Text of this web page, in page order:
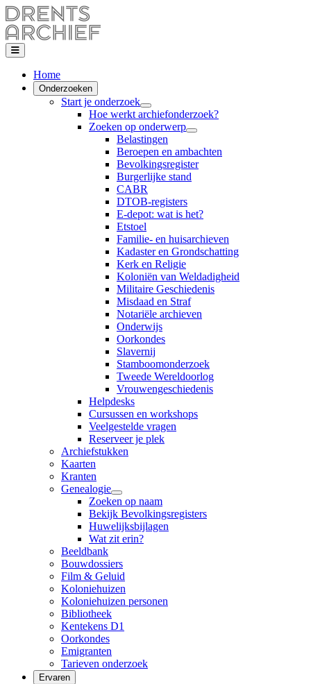
Home
Onderzoeken
Start je onderzoek
Hoe werkt archiefonderzoek?
Zoeken op onderwerp
Belastingen
Beroepen en ambachten
Bevolkingsregister
Burgerlijke stand
CABR
DTOB-registers
E-depot: wat is het?
Etstoel
Familie- en huisarchieven
Kadaster en Grondschatting
Kerk en Religie
Koloniën van Weldadigheid
Militaire Geschiedenis
Misdaad en Straf
Notariële archieven
Onderwijs
Oorkondes
Slavernij
Stamboomonderzoek
Tweede Wereldoorlog
Vrouwengeschiedenis
Helpdesks
Cursussen en workshops
Veelgestelde vragen
Reserveer je plek
Archiefstukken
Kaarten
Kranten
Genealogie
Zoeken op naam
Bekijk Bevolkingsregisters
Huwelijksbijlagen
Wat zit erin?
Beeldbank
Bouwdossiers
Film & Geluid
Koloniehuizen
Koloniehuizen personen
Bibliotheek
Kentekens D1
Oorkondes
Emigranten
Tarieven onderzoek
Ervaren